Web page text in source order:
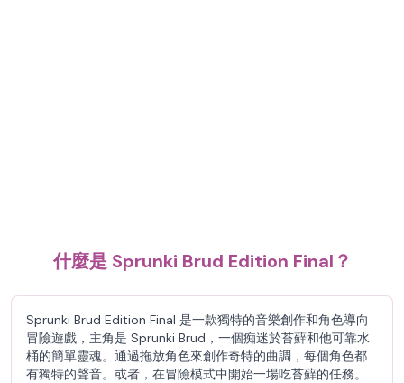
什麼是 Sprunki Brud Edition Final？
Sprunki Brud Edition Final 是一款獨特的音樂創作和角色導向
冒險遊戲，主角是 Sprunki Brud，一個痴迷於苔蘚和他可靠水
桶的簡單靈魂。通過拖放角色來創作奇特的曲調，每個角色都
有獨特的聲音。或者，在冒險模式中開始一場吃苔蘚的任務。